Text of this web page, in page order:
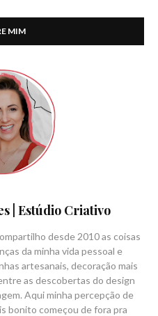
MIM
| Estúdio Criativo
desde 2010 as coisas
da minha vida pessoal e
artesanais, decoração mais
as descobertas do design
Aqui minha percepção de
bonito começou de fora pra